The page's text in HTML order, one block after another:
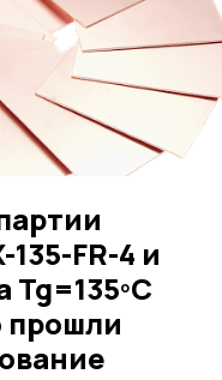
135-FR-4 и
Tg=135ºC
прошли